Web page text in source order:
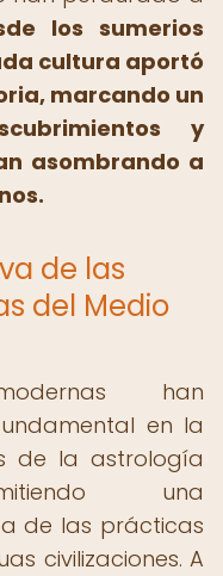
los sumerios
cultura aportó
marcando un
y
asombrando a
de las
del Medio
han
en la
de la astrología
una
de las prácticas
civilizaciones. A